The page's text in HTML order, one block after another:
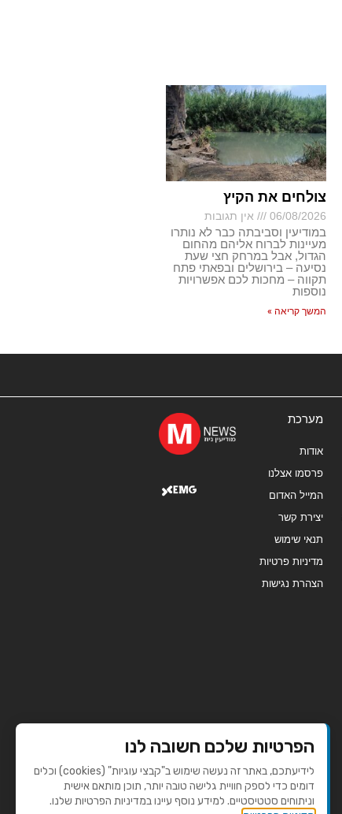
צולחים את הקיץ
06/08/2026 אין תגובות
במודיעין וסביבתה כבר לא נותרו
מעיינות לברוח אליהם מהחום
הגדול, אבל במרחק חצי שעת
נסיעה – בירושלים ובפאתי פתח
תקווה – מחכות לכם אפשרויות
נוספות
המשך קריאה »
מערכת
אודות
פרסמו אצלנו
המייל האדום
יצירת קשר
תנאי שימוש
מדיניות פרטיות
הצהרת נגישות
הפרטיות שלכם חשובה לנו
לידיעתכם, באתר זה נעשה שימוש ב"קבצי עוגיות" (cookies) וכלים
דומים כדי לספק חוויית גלישה טובה יותר, תוכן מותאם אישית
וניתוחים סטטיסטיים. למידע נוסף עיינו במדיניות הפרטיות שלנו.